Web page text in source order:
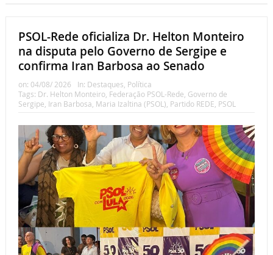
PSOL-Rede oficializa Dr. Helton Monteiro
na disputa pelo Governo de Sergipe e
confirma Iran Barbosa ao Senado
on: 04/08/ 2026 In: Destaques, Política
Tags: Dr. Helton Monteiro, Federação PSOL-Rede, Governo de
Sergipe, Iran Barbosa, Maria Izaltina (PSOL), Partido REDE, PSOL